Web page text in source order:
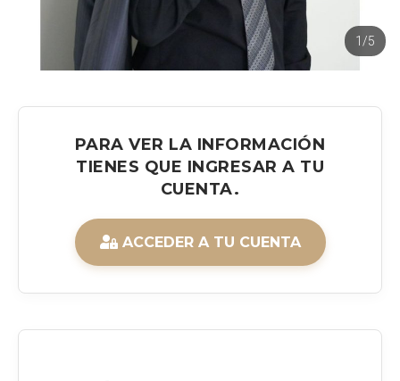
1/5
PARA VER LA INFORMACIÓN
TIENES QUE INGRESAR A TU
CUENTA.
ACCEDER A TU CUENTA